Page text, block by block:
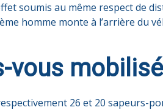
soumis au même respect de
homme monte à l’arrière du
vous
26 et 20 sapeurs-